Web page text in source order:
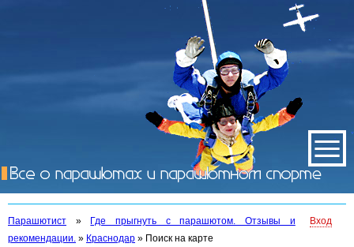
Парашютист »
Где прыгнуть с парашютом. Отзывы и
рекомендации. » Краснодар » Поиск на карте
Вход